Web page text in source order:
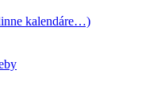
kalendáre…)